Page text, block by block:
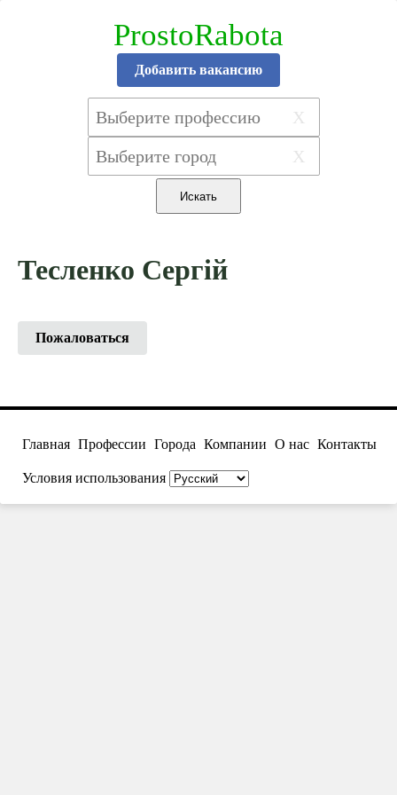
ProstoRabota
Добавить вакансию
X
X
Тесленко Сергій
Пожаловаться
Главная Профессии Города Компании О нас Контакты
Условия использования